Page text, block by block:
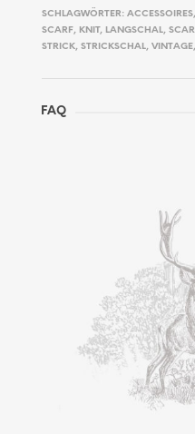
SCHLAGWÖRTER: ACCESSOIRES,
SCARF, KNIT, LANGSCHAL,
STRICK, STRICKSCHAL, VINTAGE,
FAQ